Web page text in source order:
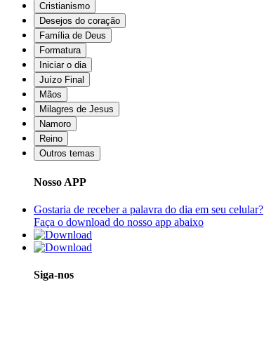
Cristianismo
Desejos do coração
Família de Deus
Formatura
Iniciar o dia
Juízo Final
Mãos
Milagres de Jesus
Namoro
Reino
Outros temas
Nosso APP
Gostaria de receber a palavra do dia em seu celular?
Faça o download do nosso app abaixo
Siga-nos